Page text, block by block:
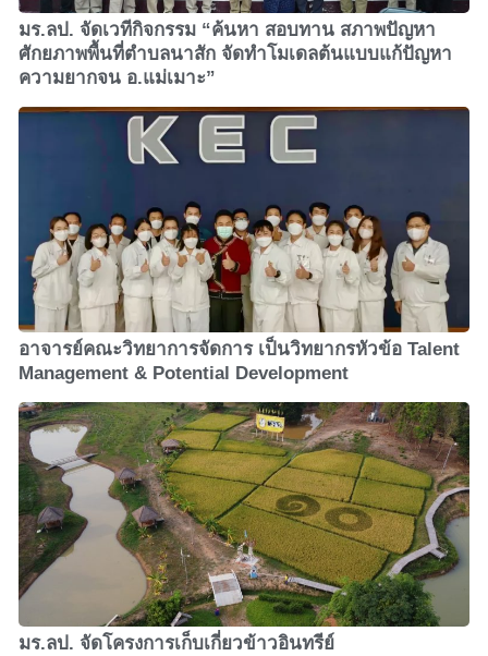
มร.ลป. จัดเวทีกิจกรรม “ค้นหา สอบทาน สภาพปัญหา
ศักยภาพพื้นที่ตำบลนาสัก จัดทำโมเดลต้นแบบแก้ปัญหา
ความยากจน อ.แม่เมาะ”
อาจารย์คณะวิทยาการจัดการ เป็นวิทยากรหัวข้อ Talent
Management & Potential Development
มร.ลป. จัดโครงการเก็บเกี่ยวข้าวอินทรีย์